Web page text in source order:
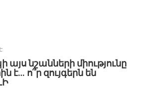
նշանների միությունը
է… ո՞ր զույգերն են